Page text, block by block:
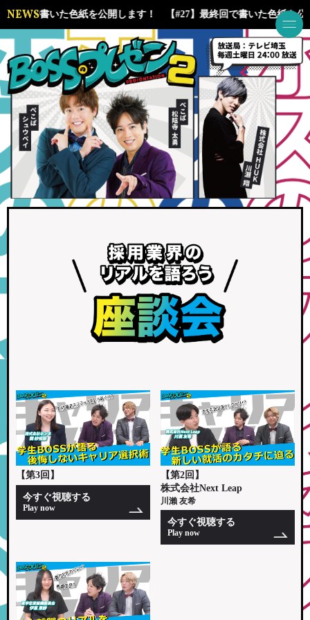
NEWS
終回で書いた色紙を公開します！ 【#27】最終回で書いた色紙を
【第3回】
今すぐ視聴する
Play now
【第2回】
株式会社Next Leap
川瀨 友希
今すぐ視聴する
Play now